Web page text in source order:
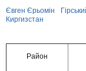
Євген Єрьомін
Киргизстан
Район